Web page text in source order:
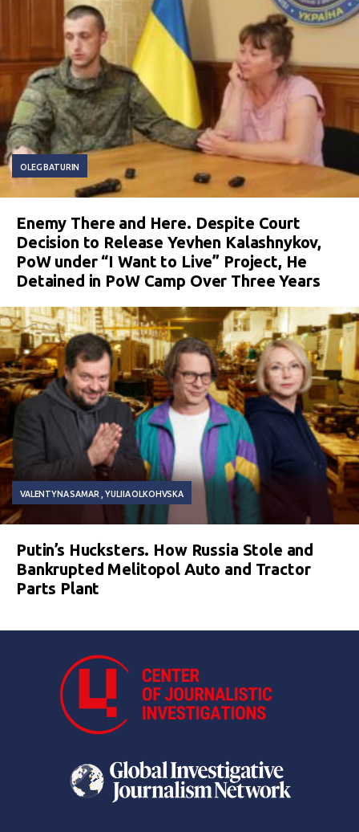
OLEG BATURIN
Enemy There and Here. Despite Court
Decision to Release Yevhen Kalashnykov,
PoW under “I Want to Live” Project, He
Detained in PoW Camp Over Three Years
VALENTYNA SAMAR YULIIA OLKOHVSKA
Putin’s Hucksters. How Russia Stole and
Bankrupted Melitopol Auto and Tractor
Parts Plant